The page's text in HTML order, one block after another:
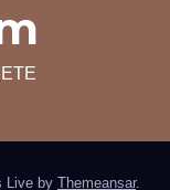
Live by Themeansar.